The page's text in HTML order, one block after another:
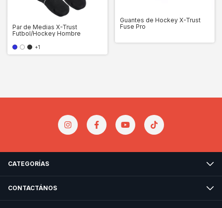
Par de Medias X-Trust
Futbol/Hockey Hombre
+1
Guantes de Hockey X-Trust
Fuse Pro
CATEGORÍAS
CONTACTÁNOS